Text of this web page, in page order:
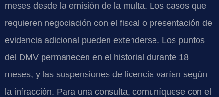
meses desde la emisión de la multa. Los casos que
requieren negociación con el fiscal o presentación de
evidencia adicional pueden extenderse. Los puntos
del DMV permanecen en el historial durante 18
meses, y las suspensiones de licencia varían según
la infracción. Para una consulta, comuníquese con el